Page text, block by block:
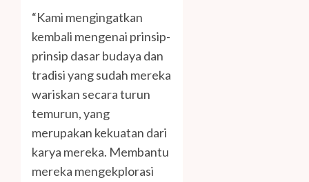
“Kami mengingatkan
kembali mengenai prinsip-
prinsip dasar budaya dan
tradisi yang sudah mereka
wariskan secara turun
temurun, yang
merupakan kekuatan dari
karya mereka. Membantu
mereka mengekplorasi